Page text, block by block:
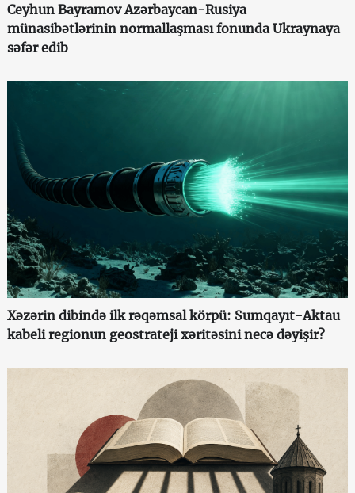
Ceyhun Bayramov Azərbaycan-Rusiya
münasibətlərinin normallaşması fonunda Ukraynaya
səfər edib
Xəzərin dibində ilk rəqəmsal körpü: Sumqayıt-Aktau
kabeli regionun geostrateji xəritəsini necə dəyişir?